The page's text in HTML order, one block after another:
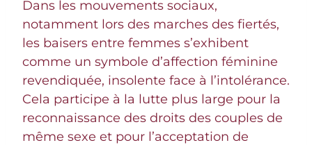
Dans les mouvements sociaux,
notamment lors des marches des fiertés,
les baisers entre femmes s’exhibent
comme un symbole d’affection féminine
revendiquée, insolente face à l’intolérance.
Cela participe à la lutte plus large pour la
reconnaissance des droits des couples de
même sexe et pour l’acceptation de